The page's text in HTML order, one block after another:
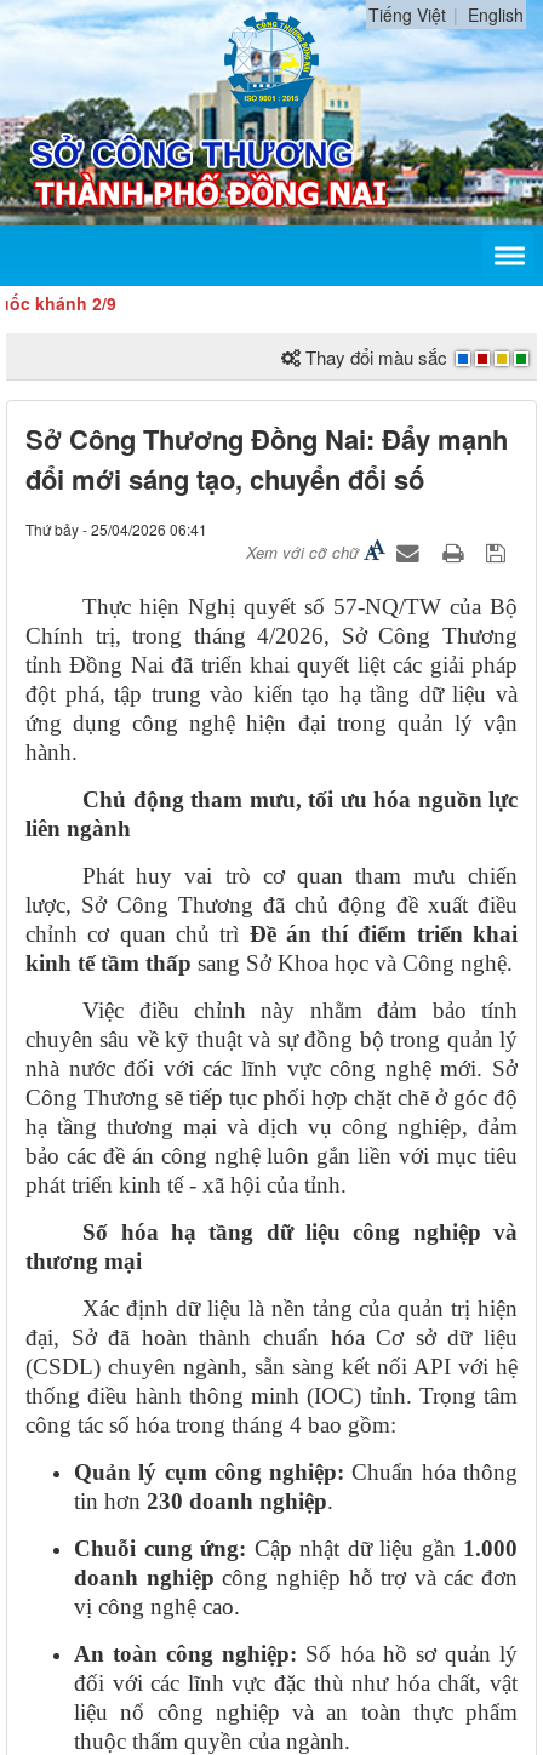
Tiếng Việt English
2/9
Thay đổi màu sắc
Sở Công Thương Đồng Nai: Đẩy mạnh
đổi mới sáng tạo, chuyển đổi số
Thứ bảy - 25/04/2026 06:41
Xem với cỡ chữ
Thực hiện Nghị quyết số 57-NQ/TW của Bộ
Chính trị, trong tháng 4/2026, Sở Công Thương
tỉnh Đồng Nai đã triển khai quyết liệt các giải pháp
đột phá, tập trung vào kiến tạo hạ tầng dữ liệu và
ứng dụng công nghệ hiện đại trong quản lý vận
hành.
Chủ động tham mưu, tối ưu hóa nguồn lực
liên ngành
Phát huy vai trò cơ quan tham mưu chiến
lược, Sở Công Thương đã chủ động đề xuất điều
chỉnh cơ quan chủ trì Đề án thí điểm triển khai
kinh tế tầm thấp sang Sở Khoa học và Công nghệ.
Việc điều chỉnh này nhằm đảm bảo tính
chuyên sâu về kỹ thuật và sự đồng bộ trong quản lý
nhà nước đối với các lĩnh vực công nghệ mới. Sở
Công Thương sẽ tiếp tục phối hợp chặt chẽ ở góc độ
hạ tầng thương mại và dịch vụ công nghiệp, đảm
bảo các đề án công nghệ luôn gắn liền với mục tiêu
phát triển kinh tế - xã hội của tỉnh.
Số hóa hạ tầng dữ liệu công nghiệp và
thương mại
Xác định dữ liệu là nền tảng của quản trị hiện
đại, Sở đã hoàn thành chuẩn hóa Cơ sở dữ liệu
(CSDL) chuyên ngành, sẵn sàng kết nối API với hệ
thống điều hành thông minh (IOC) tỉnh. Trọng tâm
công tác số hóa trong tháng 4 bao gồm:
Quản lý cụm công nghiệp: Chuẩn hóa thông
tin hơn 230 doanh nghiệp.
Chuỗi cung ứng: Cập nhật dữ liệu gần 1.000
doanh nghiệp công nghiệp hỗ trợ và các đơn
vị công nghệ cao.
An toàn công nghiệp: Số hóa hồ sơ quản lý
đối với các lĩnh vực đặc thù như hóa chất, vật
liệu nổ công nghiệp và an toàn thực phẩm
thuộc thẩm quyền của ngành.